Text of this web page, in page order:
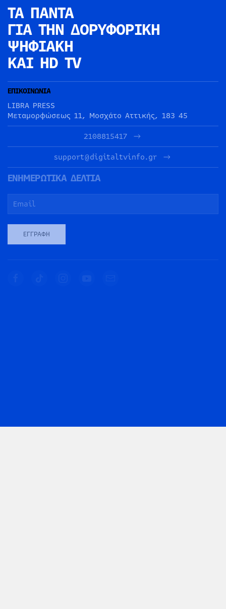
ΤΑ ΠΑΝΤΑ
ΓΙΑ ΤΗΝ ΔΟΡΥΦΟΡΙΚΗ
ΨΗΦΙΑΚΗ
ΚΑΙ HD TV
ΕΠΙΚΟΙΝΩΝΙΑ
LIBRA PRESS
Μεταμορφώσεως 11, Μοσχάτο Αττικής, 183 45
2108815417
support@digitaltvinfo.gr
ΕΝΗΜΕΡΩΤΙΚΑ ΔΕΛΤΙΑ
ΕΓΓΡΑΦΉ